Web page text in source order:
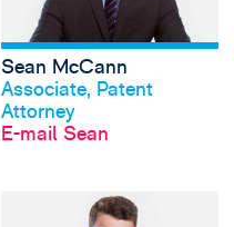
Profil anschauen
Sean McCann
Associate, Patent
Attorney
E-mail Sean
View Gemma